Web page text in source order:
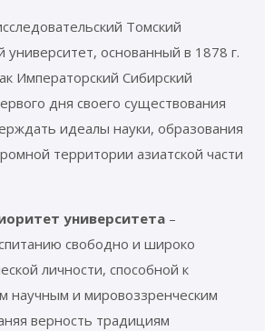
Томский
университет, основанный в 1878 г.
Императорский Сибирский
дня своего существования
идеалы науки, образования
территории азиатской части
университета –
свободно и широко
личности, способной к
научным и мировоззренческим
верность традициям